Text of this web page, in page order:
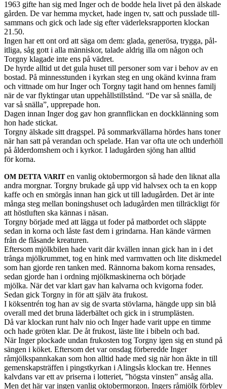
1963 gifte han sig med Inger och de bodde hela livet på den älskade
går­den. De var hemma mycket, hade ingen tv, satt och pus­s­lade till­
sam­mans och gick och lade sig efter väder­lek­srap­porten klockan
21.50.
Ingen har ett ont ord att säga om dem: glada, gen­erösa, trygga, pål­
itliga, såg gott i alla män­niskor, talade aldrig illa om någon och
Torgny kla­gade inte ens på vädret.
De hyrde alltid ut det gula huset till per­soner som var i behov av en
bostad. På min­nesstun­den i kyrkan steg en ung okänd kvinna fram
och vit­tnade om hur Inger och Torgny tagit hand om hennes familj
när de var fly­k­tin­gar utan uppe­håll­still­stånd. “De var så snälla, de
var så snälla”, upprepade hon.
Dagen innan Inger dog gav hon grann­flickan en dock­klän­ning som
hon hade stickat.
Torgny älskade sitt dragspel. På som­markväl­larna hördes hans toner
när han satt på veran­dan och spelade. Han var ofta ute och under­höll
på ålder­domshem och i kyrkor. I ladugår­den sjöng han alltid
för korna.
OM DETTA VARITen van­lig okto­ber­mor­gon så hade den lik­nat alla
andra morgnar. Torgny brukade gå upp vid halv­sex och ta en kopp
kaffe och en smörgås innan han gick ut till ladugår­den. Det är inte
många steg mel­lan bon­ing­shuset och ladugår­den men till­räck­ligt för
att höstluften ska kän­nas i näsan.
Torgny bör­jade med att lägga ut foder på mat­bor­det och släppte
sedan in korna och låste fast dem i grindarna. Han kände vär­men
från de flåsande krea­turen.
Efter­som mjölk­bilen hade varit där kvällen innan gick han in i det
trånga mjölkrum­met, tog en hink med var­m­vat­ten och lite diskmedel
som han gjorde ren tanken med. Rän­norna bakom korna ren­sades,
sedan gjorde han i ord­ning mjölk­mask­in­erna och bör­jade
mjölka. När det var klart gav han kalvarna och kvig­orna foder.
Sedan gick Torgny in för att själv äta frukost.
I kök­sen­trén tog han av sig de svarta stövlarna, hängde upp sin blå
over­all med det bruna läder­bäl­tet och gick in i strum­plästen.
Då var klockan runt halv nio och Inger hade varit uppe en timme
och hade gröten klar. De åt frukost, läste lite i bibeln och bad.
När Inger plock­ade undan frukosten tog Torgny igen sig en stund på
sän­gen i köket. Efter­som det var ons­dag för­beredde Inger
råmjölkspannkakan som hon alltid hade med sig när hon åkte in till
gemen­skap­sträf­fen i pingstkyrkan i Alingsås klockan tre. Hennes
kalv­dans var ett av pris­erna i lot­teriet, ”högsta vin­sten” ansåg alla.
Men det här var ingen van­lig okto­ber­mor­gon. Ingers råmjölk för­blev